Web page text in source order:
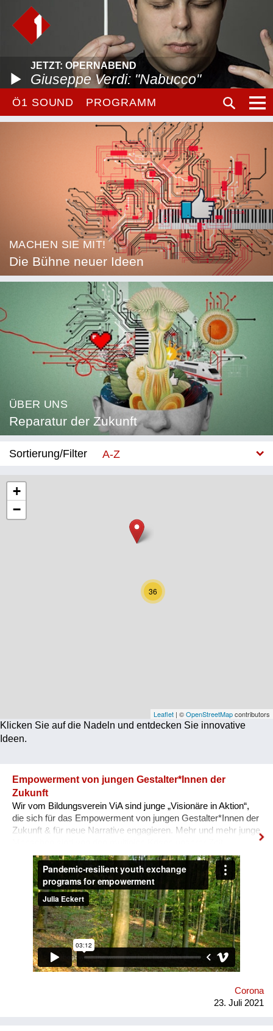
JETZT: OPERNABEND
Giuseppe Verdi: "Nabucco"
Ö1 SOUND PROGRAMM
MACHEN SIE MIT!
Die Bühne neuer Ideen
ÜBER UNS
Reparatur der Zukunft
Sortierung/Filter
A-Z
Bildung
Ernährung
Technologie
36
+
−
Leaflet | ©OpenStreetMapcontributors
Klicken Sie auf die Nadeln und entdecken Sie innovative
Ideen.
Empowerment von jungen Gestalter*Innen der
Zukunft
Wir vom Bildungsverein ViA sind junge „Visionäre in Aktion“,
die sich für das Empowerment von jungen Gestalter*Innen der
Zukunft & für neue Narrative engagieren. Mehr und mehr junge
überwältigt und blicken mit Angst in die Zukunft. In unseren
nun auch digitalen, Pandemie-resilienten
Austauschprogrammen kommen junge Visionäre aus aller
Welt zusammen, stellen ihre Geschichten und Visionen in
Aktion vor und werden eingeladen, sich auszutauschen, sich
zu unterstützen, zusammen zu lernen und sich für den Wandel
zu vernetzen. Unser Ziel: Ohnmacht wird zu Mitmacht, Angst
zu Hoffnung und Ermächtigung passiert! Immer wieder melden
unsere Teilnehmenden zurück, dass sie sich als globale
BürgerInnen und Visionäre In Aktion fühlen! Macht mit :-)
Corona
23. Juli 2021